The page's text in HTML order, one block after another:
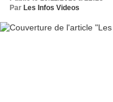
Par Les Infos Videos